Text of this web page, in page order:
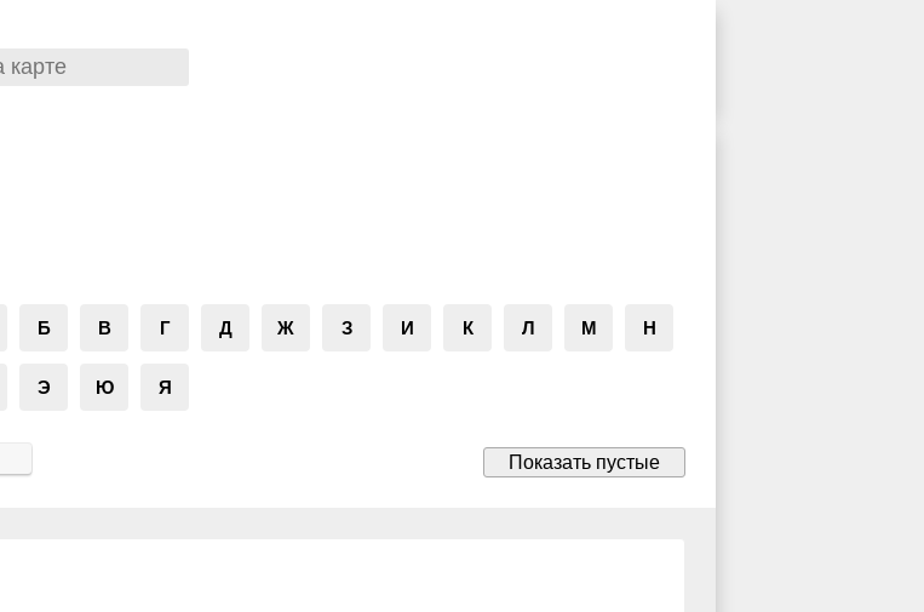
Б В Г Д Ж З И К Л М Н
Э Ю Я
Показать пустые